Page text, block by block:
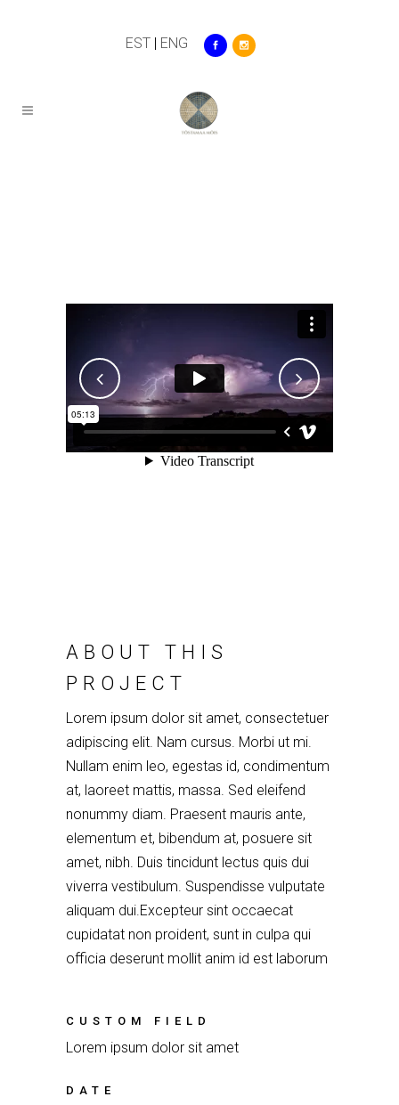
EST | ENG
ABOUT THIS
PROJECT
Lorem ipsum dolor sit amet, consectetuer
adipiscing elit. Nam cursus. Morbi ut mi.
Nullam enim leo, egestas id, condimentum
at, laoreet mattis, massa. Sed eleifend
nonummy diam. Praesent mauris ante,
elementum et, bibendum at, posuere sit
amet, nibh. Duis tincidunt lectus quis dui
viverra vestibulum. Suspendisse vulputate
aliquam dui.Excepteur sint occaecat
cupidatat non proident, sunt in culpa qui
officia deserunt mollit anim id est laborum
CUSTOM FIELD
Lorem ipsum dolor sit amet
DATE